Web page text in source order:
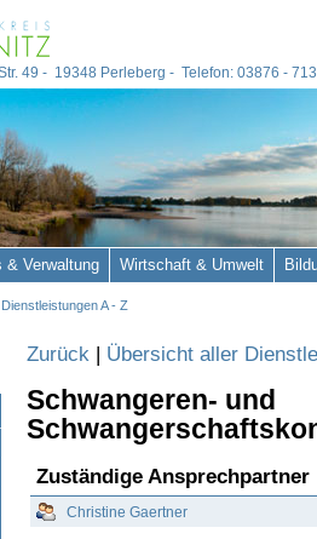
Zurück | Übersicht aller
Schwangeren- und
Zuständige Ansprechpartner
Christine Gaertner
49 - 19348 Perleberg - Telefon: 03876 -
& Verwaltung Wirtschaft & Umwelt
Dienstleistungen A - Z